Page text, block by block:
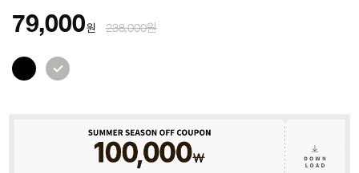
79,000원 238,000원